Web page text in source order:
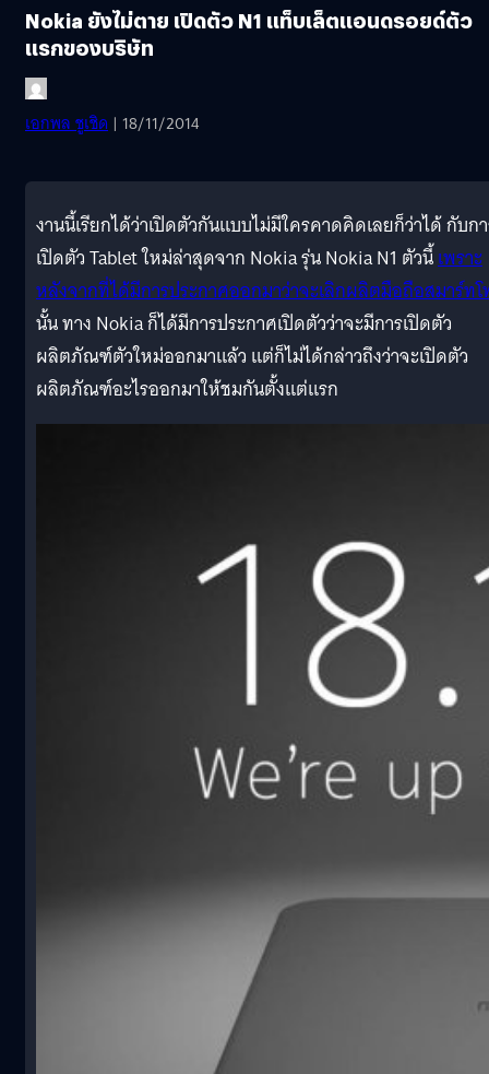
Nokia ยังไม่ตาย เปิดตัว N1 แท็บเล็ตแอนดรอยด์ตัว
แรกของบริษัท
เอกพล ชูเชิด | 18/11/2014
งานนี้เรียกได้ว่าเปิดตัวกันแบบไม่มีใครคาดคิดเลยก็ว่าได้ กับก
เปิดตัว Tablet ใหม่ล่าสุดจาก Nokia รุ่น Nokia N1 ตัวนี้เพราะ
หลังจากที่ได้มีการประกาศออกมาว่าจะเลิกผลิตมือถือสมาร์ท
นั้น ทาง Nokia ก็ได้มีการประกาศเปิดตัวว่าจะมีการเปิดตัว
ผลิตภัณฑ์ตัวใหม่ออกมาแล้ว แต่ก็ไม่ได้กล่าวถึงว่าจะเปิดตัว
ผลิตภัณฑ์อะไรออกมาให้ชมกันตั้งแต่แรก